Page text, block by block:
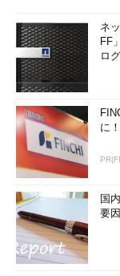
ネ
FF
ロ
に！
国
要